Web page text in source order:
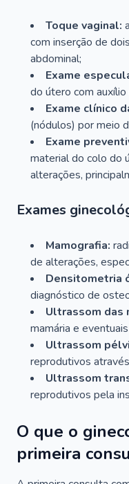
Toque vaginal:
com inserção de
abdominal;
Exame
do útero com
Exame clínico
(nódulos) por meio
Exame
material do colo do
alterações,
Exames
Mamografia:
de alterações,
Densitometria
diagnóstico de
Ultrassom das
mamária e
Ultrassom
reprodutivos
Ultrassom
reprodutivos pela
O que o
primeira